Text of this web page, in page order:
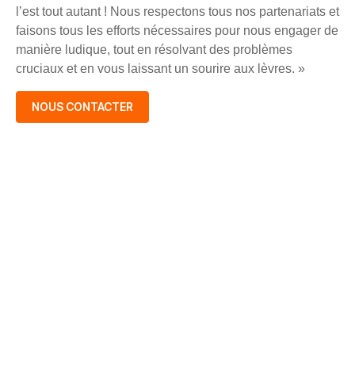
l’est tout autant ! Nous respectons tous nos partenariats et
faisons tous les efforts nécessaires pour nous engager de
manière ludique, tout en résolvant des problèmes
cruciaux et en vous laissant un sourire aux lèvres. »
NOUS CONTACTER